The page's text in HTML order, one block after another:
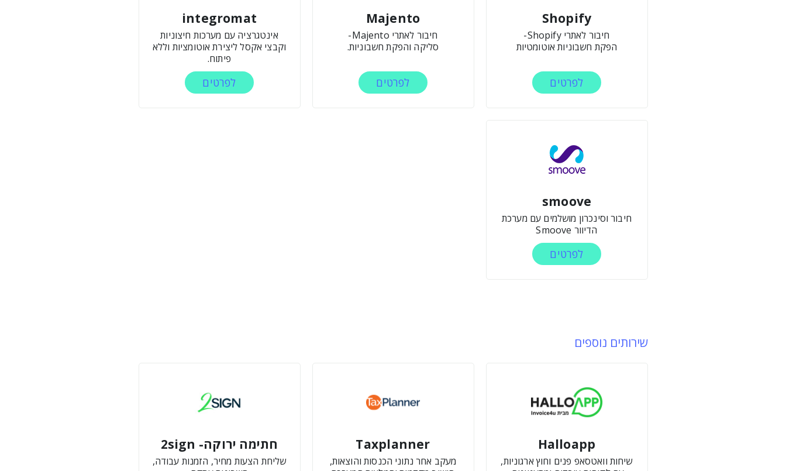
Shopify
חיבור לאתרי Shopify-
הפקת חשבוניות אוטומטיות
לפרטים
Majento
חיבור לאתרי Majento-
סליקה והפקת חשבוניות.
לפרטים
integromat
אינטגרציה עם מערכות חיצוניות
וקבצי אקסל ליצירת אוטומציות וללא
פיתוח.
לפרטים
smoove
חיבור וסינכרון מושלמים עם מערכת
הדיוור Smoove
לפרטים
שירותים נוספים
Halloapp
שיחות וואטסאפ פנים וחוץ ארגוניות,
Taxplanner
מעקב אחר נתוני הכנסות והוצאות,
חתימה ירוקה- 2sign
שליחת הצעות מחיר, הזמנות עבודה,